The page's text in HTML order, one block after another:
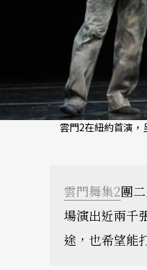
雲門2在紐約首演，
雲門舞集2團
場演出近兩千
途，也希望能